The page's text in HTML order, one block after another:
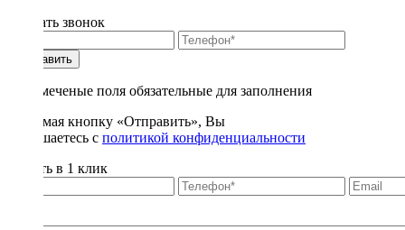
Заказать звонок
Отправить
* - отмеченые поля обязательные для заполнения
Нажимая кнопку «Отправить», Вы
соглашаетесь с политикой конфиденциальности
Купить в 1 клик